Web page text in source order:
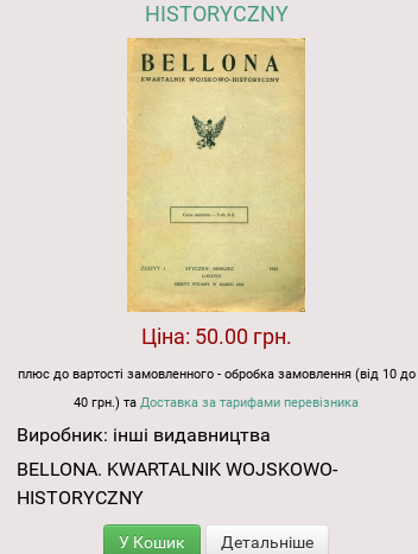
HISTORYCZNY
Ціна: 50.00 грн.
плюс до вартості замовленного - обробка замовлення (від 10 до
40 грн.) таДоставка за тарифами перевізника
Виробник: інші видавництва
BELLONA. KWARTALNIK WOJSKOWO-
HISTORYCZNY
У Кошик Детальніше